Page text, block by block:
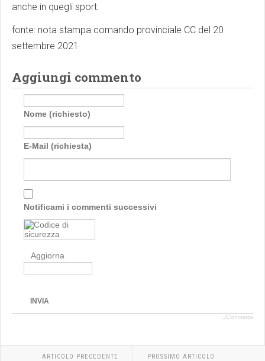
anche in quegli sport.
fonte: nota stampa comando provinciale CC del 20
settembre 2021
Aggiungi commento
Nome (richiesto)
E-Mail (richiesta)
Notificami i commenti successivi
Aggiorna
INVIA
JComments
ARTICOLO PRECEDENTE PROSSIMO ARTICOLO